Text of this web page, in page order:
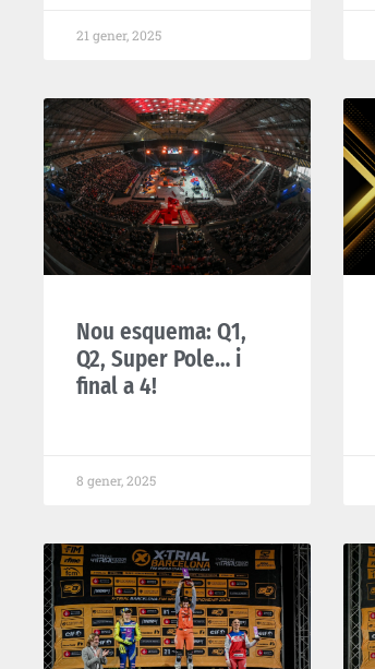
21 gener, 2025
Nou esquema: Q1,
Q2, Super Pole… i
final a 4!
8 gener, 2025